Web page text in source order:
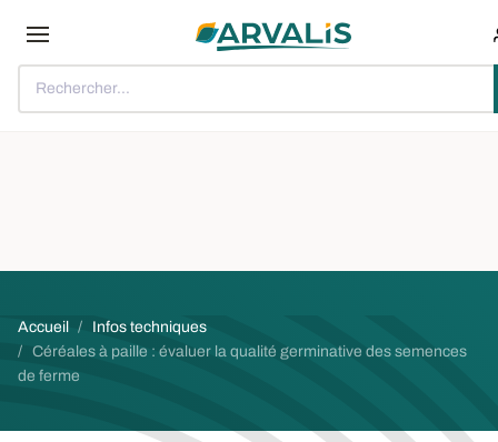
Rechercher...
Fil d'Ariane
Accueil
Infos techniques
Céréales à paille : évaluer la qualité germinative des semences
de ferme